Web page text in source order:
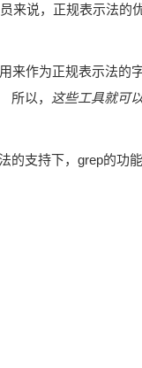
来说，正规表示法的
来作为正规表示法的
所以，
这些工具就可
的支持下，grep的功